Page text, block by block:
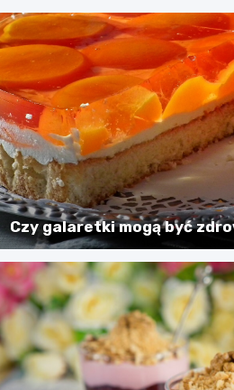
Czy galaretki mogą być